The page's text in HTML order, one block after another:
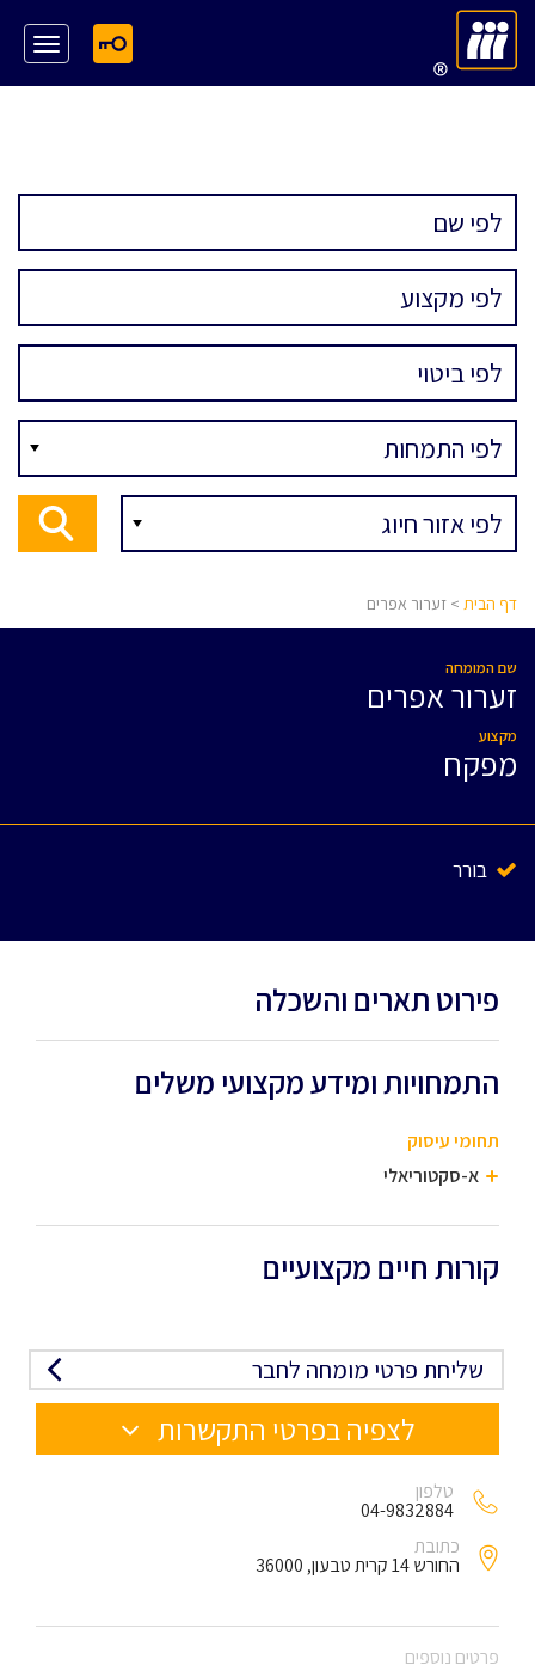
דף הבית > זערור אפרים
שם המומחה
זערור אפרים
מקצוע
מפקח
בורר
פירוט תארים והשכלה
התמחויות ומידע מקצועי משלים
תחומי עיסוק
א-סקטוריאלי
קורות חיים מקצועיים
שליחת פרטי מומחה לחבר
לצפיה בפרטי התקשרות
טלפון
04-9832884
כתובת
החורש 14 קרית טבעון, 36000
פרטים נוספים